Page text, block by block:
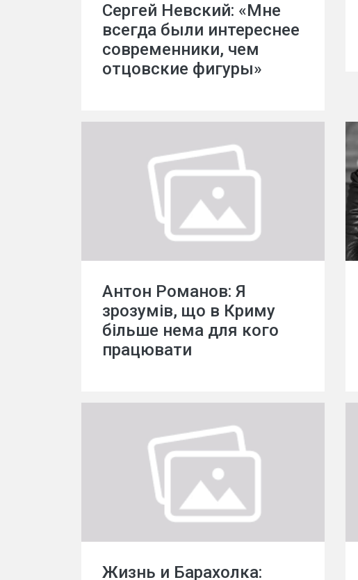
Сергей Невский: «Мне
всегда были интереснее
современники, чем
отцовские фигуры»
Антон Романов: Я
зрозумів, що в Криму
більше нема для кого
працювати
Жизнь и Барахолка: